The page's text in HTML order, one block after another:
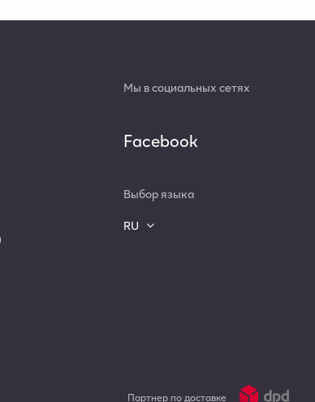
Мы в социальных сетях
Facebook
Выбор языка
RU
Партнер по доставке